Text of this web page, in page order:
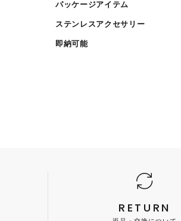
パッケージアイテム
ステンレスアクセサリー
即納可能
RETURN